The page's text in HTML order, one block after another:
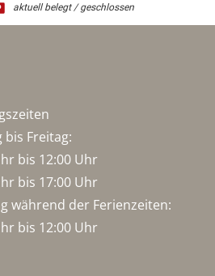
aktuell belegt / geschlossen
bis Freitag:
bis 12:00 Uhr
bis 17:00 Uhr
während der Ferienzeiten:
bis 12:00 Uhr